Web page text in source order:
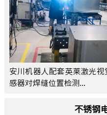
安川机器人配套英莱激光
感器对焊缝位置检测...
不锈钢